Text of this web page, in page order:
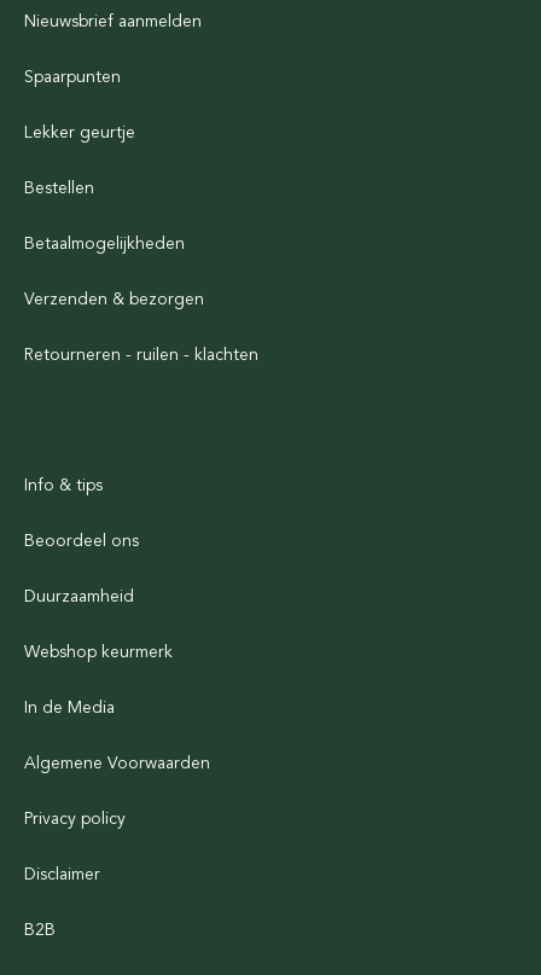
Nieuwsbrief aanmelden
Spaarpunten
Lekker geurtje
Bestellen
Betaalmogelijkheden
Verzenden & bezorgen
Retourneren - ruilen - klachten
Info & tips
Beoordeel ons
Duurzaamheid
Webshop keurmerk
In de Media
Algemene Voorwaarden
Privacy policy
Disclaimer
B2B